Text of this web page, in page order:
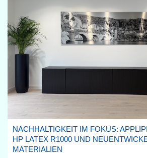
NACHHALTIGKEIT IM FOKUS:
HP LATEX R1000 UND
MATERIALIEN